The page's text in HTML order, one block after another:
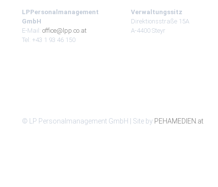
LPPersonalmanagement
GmbH
E-Mail: office@lpp.co.at
Tel: +43 1 93 46 150
Verwaltungssitz
Direktionsstraße 15A
A-4400 Steyr
© LP Personalmanagement GmbH | Site by PEHAMEDIEN.at